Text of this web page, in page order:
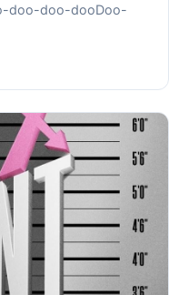
doo-doo-dooDoo-